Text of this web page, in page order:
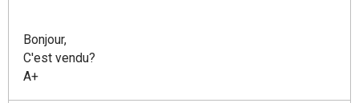
Bonjour,
C'est vendu?
A+